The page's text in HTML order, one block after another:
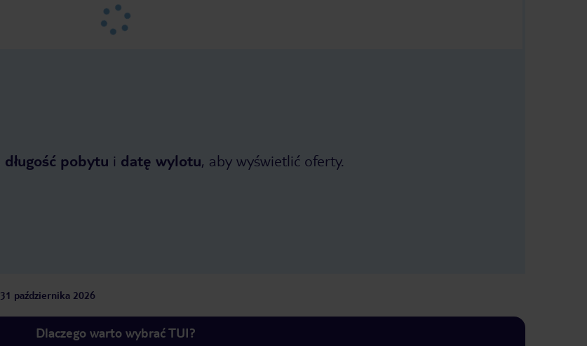
długość pobytu i datę wylotu, aby wyświetlić oferty.
31 października 2026
Dlaczego warto wybrać TUI?